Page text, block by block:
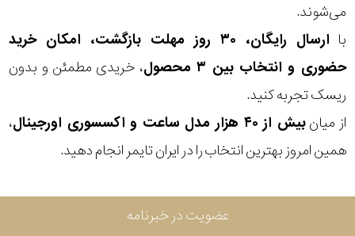
می‌شوند.
با
ارسال رایگان، ۳۰ روز مهلت بازگشت، امکان خرید
حضوری و انتخاب بین ۳ محصول
، خریدی مطمئن و بدون
ریسک تجربه کنید.
از میانبیش از ۴۰ هزار مدل ساعت و اکسسوری اورجینال
،
همین امروز بهترین انتخاب را در ایران تایمر انجام دهید.
رنگ
بکار
رفته
منبع
عضویت در خبرنامه